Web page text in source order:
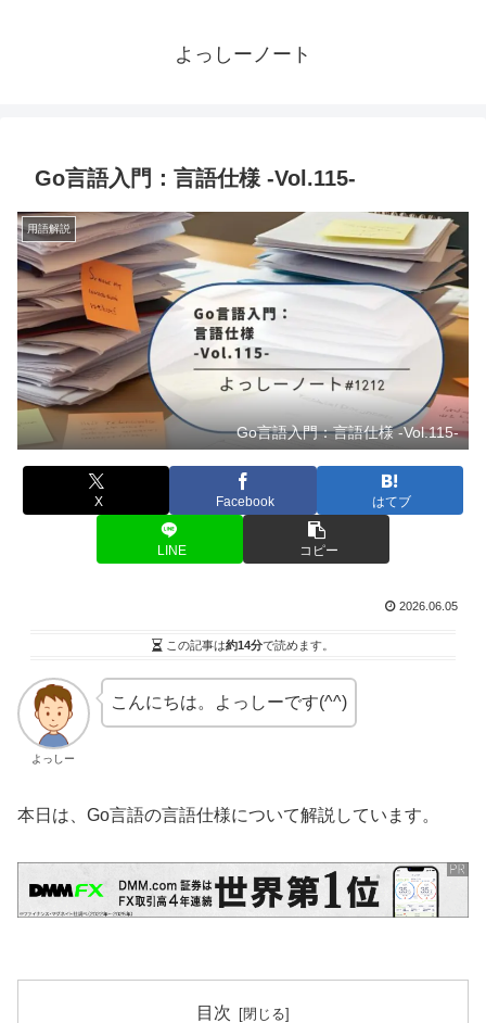
よっしーノート
Go言語入門：言語仕様 -Vol.115-
用語解説
Go言語入門：言語仕様 -Vol.115-
X Facebook はてブ
LINE コピー
2026.06.05
この記事は約14分で読めます。
よっしー
こんにちは。よっしーです(^^)
本日は、Go言語の言語仕様について解説しています。
目次